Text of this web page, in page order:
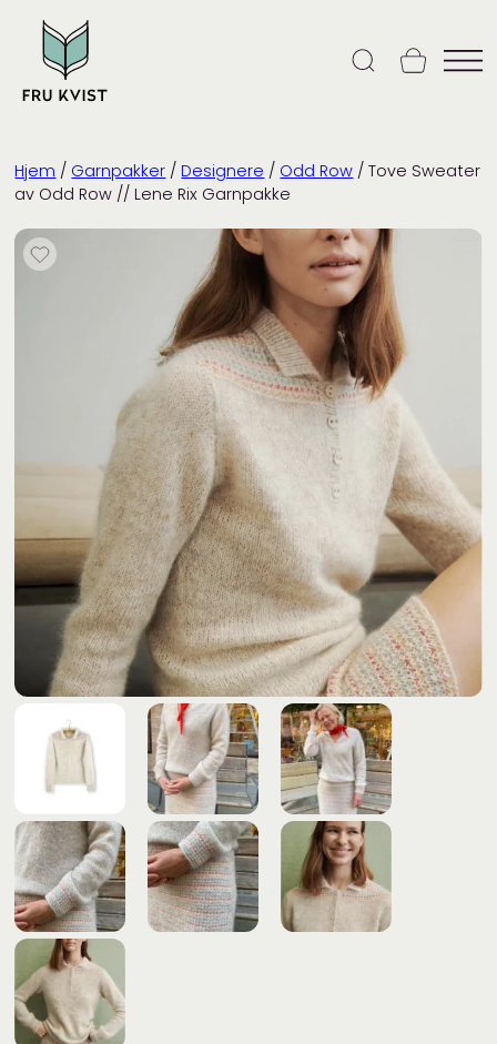
content
Hjem / Garnpakker / Designere / Odd Row / Tove Sweater
av Odd Row // Lene Rix Garnpakke